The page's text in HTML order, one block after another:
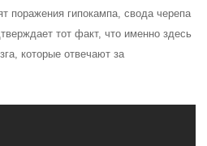
поражения гипокампа, свода черепа
тот факт, что именно здесь
которые отвечают за